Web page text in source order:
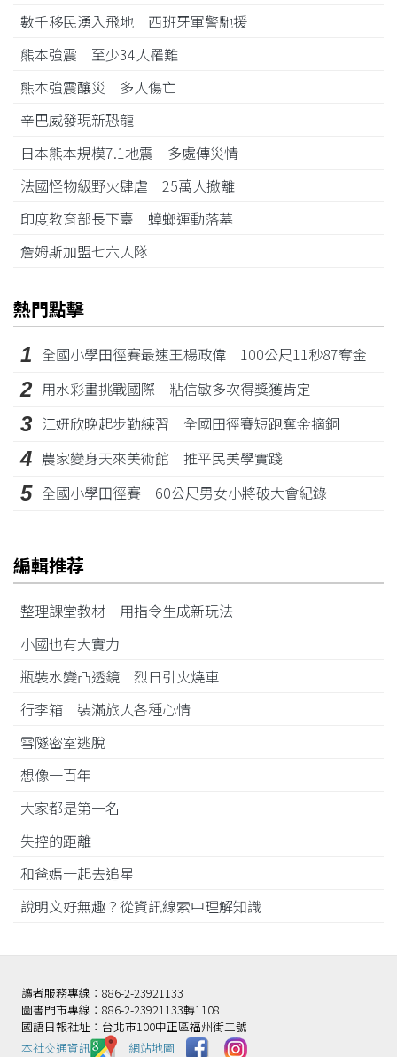
數千移民湧入飛地 西班牙軍警馳援
熊本強震 至少34人罹難
熊本強震釀災 多人傷亡
辛巴威發現新恐龍
日本熊本規模7.1地震 多處傳災情
法國怪物級野火肆虐 25萬人撤離
印度教育部長下臺 蟑螂運動落幕
詹姆斯加盟七六人隊
熱門點擊
1 全國小學田徑賽最速王楊政偉 100公尺11秒87奪金
2 用水彩畫挑戰國際 粘信敏多次得獎獲肯定
3 江姸欣晚起步勤練習 全國田徑賽短跑奪金摘銅
4 農家變身天來美術館 推平民美學實踐
5 全國小學田徑賽 60公尺男女小將破大會紀錄
編輯推荐
整理課堂教材 用指令生成新玩法
小國也有大實力
瓶裝水變凸透鏡 烈日引火燒車
行李箱 裝滿旅人各種心情
雪隧密室逃脫
想像一百年
大家都是第一名
失控的距離
和爸媽一起去追星
說明文好無趣？從資訊線索中理解知識
讀者服務專線：886-2-23921133
圖書門市專線：886-2-23921133轉1108
國語日報社址：台北市100中正區福州街二號
本社交通資訊️
網站地圖